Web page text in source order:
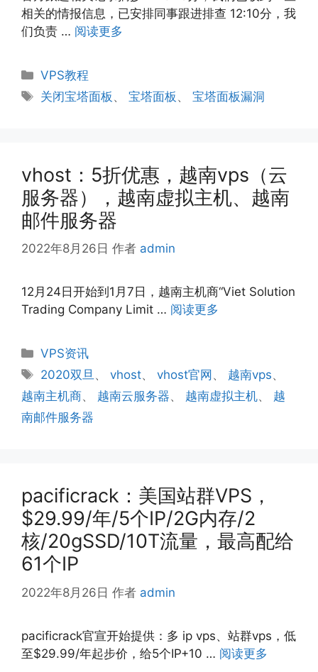
相关的情报信息，已安排同事跟进排查 12:10分，我
们负责 … 阅读更多
分
类
VPS教程
标
关闭宝塔面板 、宝塔面板 、宝塔面板漏洞
vhost：5折优惠，越南vps（云
服务器），越南虚拟主机、越南
邮件服务器
2022年8月26日 作者 admin
12月24日开始到1月7日，越南主机商“Viet Solution
Trading Company Limit … 阅读更多
分
类
VPS资讯
标
签
2020双旦、vhost、vhost官网 、 越南vps、
越南主机商、 越南云服务器、 越南虚拟主机、 越
南邮件服务器
pacificrack：美国站群VPS，
$29.99/年/5个IP/2G内存/2
核/20gSSD/10T流量，最高配给
61个IP
2022年8月26日 作者 admin
pacificrack官宣开始提供：多 ip vps、站群vps，低
至$29.99/年起步价，给5个IP+10 … 阅读更多